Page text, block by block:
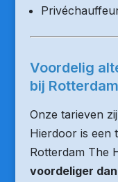
Voordelig
bij
Onze tarieven
Hierdoor is een
Rotterdam The
voordeliger